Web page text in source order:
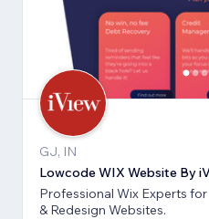
GJ, IN
Lowcode WIX Website By
Professional Wix Experts
& Redesign Websites.